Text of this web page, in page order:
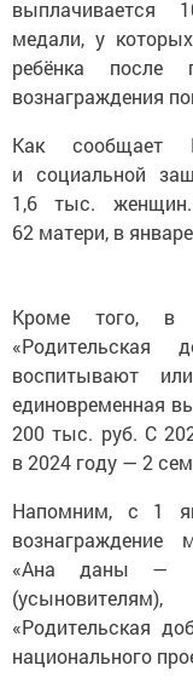
выплачивается
медали, у
ребёнка после
вознаграждения
Как сообщает
и социальной
1,6 тыс.
62 матери, в
Кроме того, в
«Родительская
воспитывают
единовременная
200 тыс. руб. С
в 2024 году — 2
Напомним, с 1
«Ана даны —
«Родительская
национального